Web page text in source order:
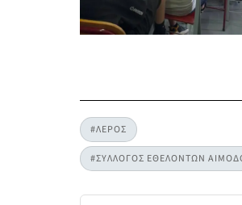
#ΛΕΡΟΣ
#ΣΥΛΛΟΓΟΣ ΕΘΕΛΟΝΤΩΝ